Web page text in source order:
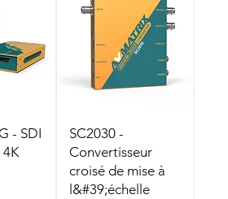
- SDI
SC2030 -
Convertisseur
croisé de mise à
l&#39;échelle